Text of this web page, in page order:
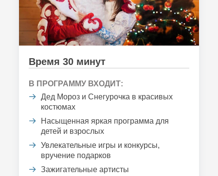
Время 30 минут
В ПРОГРАММУ ВХОДИТ:
Дед Мороз и Снегурочка в красивых
костюмах
Насыщенная яркая программа для
детей и взрослых
Увлекательные игры и конкурсы,
вручение подарков
Зажигательные артисты